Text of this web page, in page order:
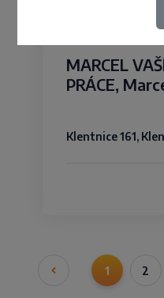
MARCEL
PRÁCE,
Klentnice 161,
1 2